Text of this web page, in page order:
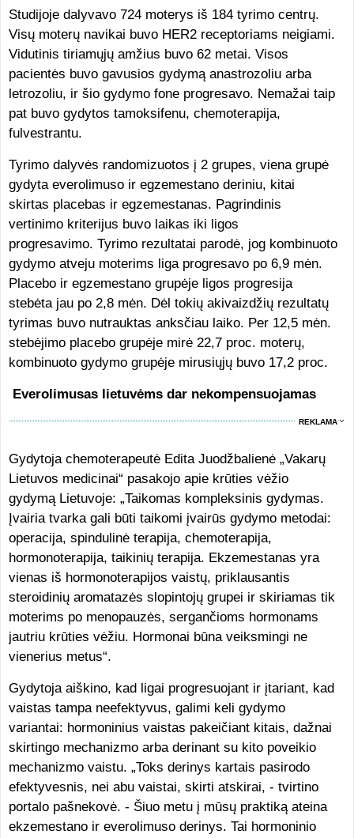
Studijoje dalyvavo 724 moterys iš 184 tyrimo centrų.
Visų moterų navikai buvo HER2 receptoriams neigiami.
Vidutinis tiriamųjų amžius buvo 62 metai. Visos
pacientės buvo gavusios gydymą anastrozoliu arba
letrozoliu, ir šio gydymo fone progresavo. Nemažai taip
pat buvo gydytos tamoksifenu, chemoterapija,
fulvestrantu.
Tyrimo dalyvės randomizuotos į 2 grupes, viena grupė
gydyta everolimuso ir egzemestano deriniu, kitai
skirtas placebas ir egzemestanas. Pagrindinis
vertinimo kriterijus buvo laikas iki ligos
progresavimo. Tyrimo rezultatai parodė, jog kombinuoto
gydymo atveju moterims liga progresavo po 6,9 mėn.
Placebo ir egzemestano grupėje ligos progresija
stebėta jau po 2,8 mėn. Dėl tokių akivaizdžių rezultatų
tyrimas buvo nutrauktas anksčiau laiko. Per 12,5 mėn.
stebėjimo placebo grupėje mirė 22,7 proc. moterų,
kombinuoto gydymo grupėje mirusiųjų buvo 17,2 proc.
Everolimusas lietuvėms dar nekompensuojamas
REKLAMA
Gydytoja chemoterapeutė Edita Juodžbalienė „Vakarų
Lietuvos medicinai“ pasakojo apie krūties vėžio
gydymą Lietuvoje: „Taikomas kompleksinis gydymas.
Įvairia tvarka gali būti taikomi įvairūs gydymo metodai:
operacija, spindulinė terapija, chemoterapija,
hormonoterapija, taikinių terapija. Ekzemestanas yra
vienas iš hormonoterapijos vaistų, priklausantis
steroidinių aromatazės slopintojų grupei ir skiriamas tik
moterims po menopauzės, sergančioms hormonams
jautriu krūties vėžiu. Hormonai būna veiksmingi ne
vienerius metus“.
Gydytoja aiškino, kad ligai progresuojant ir įtariant, kad
vaistas tampa neefektyvus, galimi keli gydymo
variantai: hormoninius vaistas pakeičiant kitais, dažnai
skirtingo mechanizmo arba derinant su kito poveikio
mechanizmo vaistu. „Toks derinys kartais pasirodo
efektyvesnis, nei abu vaistai, skirti atskirai, - tvirtino
portalo pašnekovė. - Šiuo metu į mūsų praktiką ateina
ekzemestano ir everolimuso derinys. Tai hormoninio